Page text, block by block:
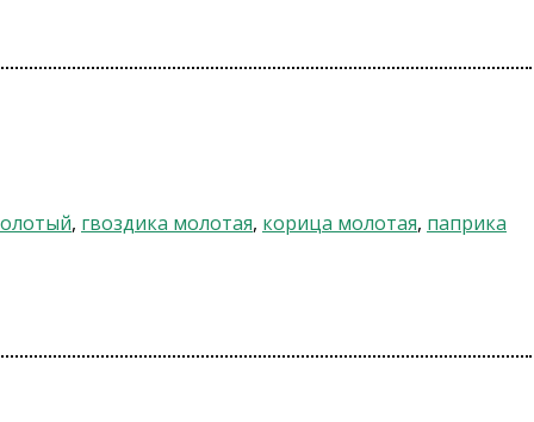
, гвоздика молотая, корица молотая, паприка